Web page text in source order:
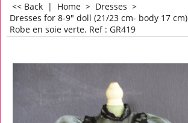
<< Back | Home > Dresses >
Dresses for 8-9" doll (21/23 cm- body 17 cm)
Robe en soie verte. Ref : GR419